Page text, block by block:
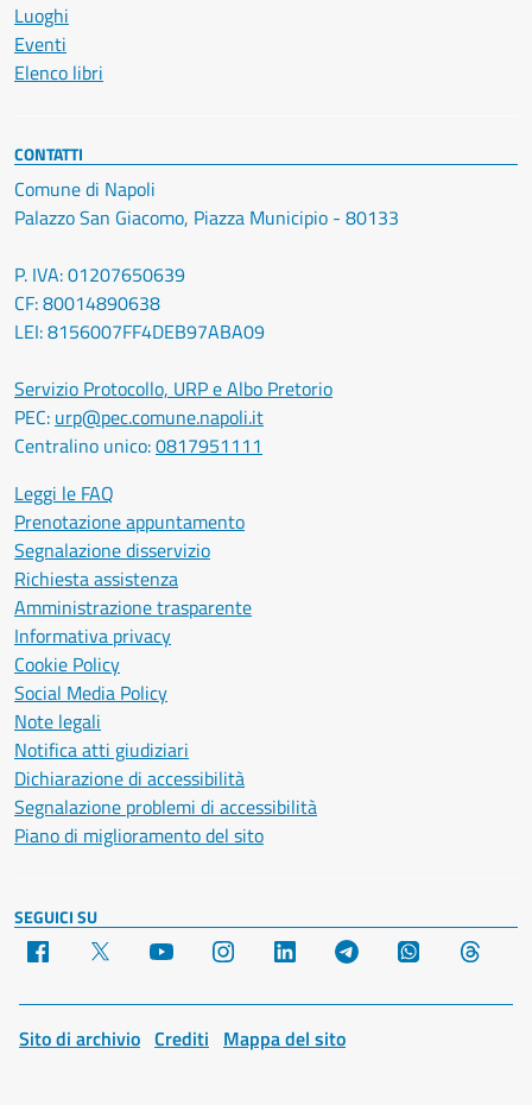
Luoghi
Eventi
Elenco libri
CONTATTI
Comune di Napoli
Palazzo San Giacomo, Piazza Municipio - 80133
P. IVA: 01207650639
CF: 80014890638
LEI: 8156007FF4DEB97ABA09
Servizio Protocollo, URP e Albo Pretorio
PEC: urp@pec.comune.napoli.it
Centralino unico:0817951111
Leggi le FAQ
Prenotazione appuntamento
Segnalazione disservizio
Richiesta assistenza
Amministrazione trasparente
Informativa privacy
Cookie Policy
Social Media Policy
Note legali
Notifica atti giudiziari
Dichiarazione di accessibilità
Segnalazione problemi di accessibilità
Piano di miglioramento del sito
SEGUICI SU
Facebook YouTube Instagram LinkedIn Telegram WhatsApp
Sito di archivio Crediti Mappa del sito